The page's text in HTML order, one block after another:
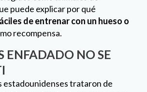
hallazgo de sus
es que estos animales confían
que están enfadadas y que
ira o una regañina, hacen que los
su comportamiento.
se refleja en alguna de estas 9